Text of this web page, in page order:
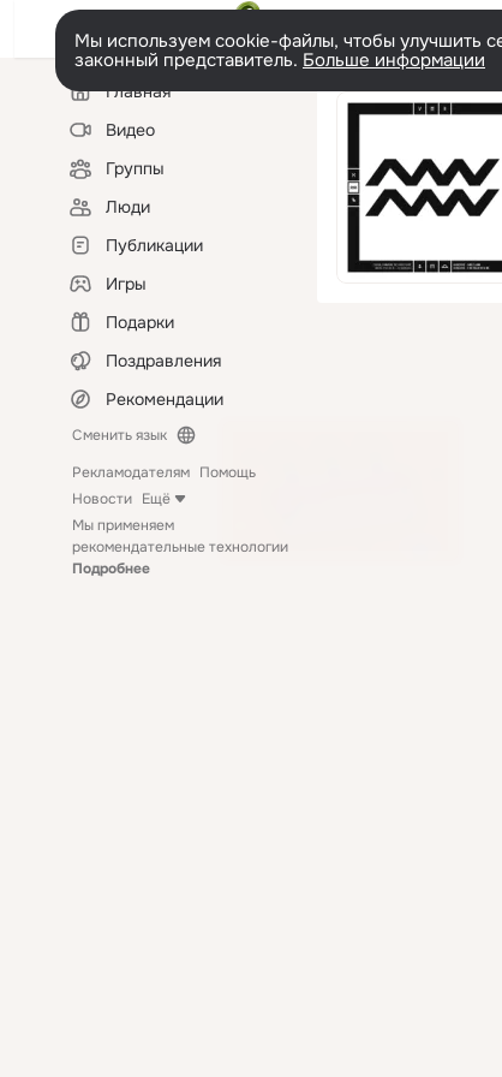
Мы используем cookie-файлы, чтобы улучшить
законный представитель. Больше информации
Левая
колонкаГлавная
Видео
Группы
Люди
Публикации
Игры
Подарки
Поздравления
Рекомендации
Сменить язык
Рекламодателям Помощь
Новости Ещё
Мы применяем
рекомендательные технологии
Подробнее